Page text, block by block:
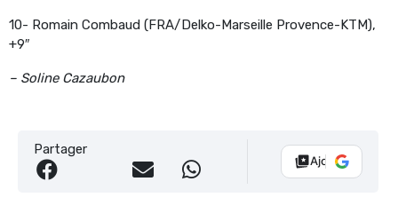
10- Romain Combaud (FRA/Delko-Marseille Provence-KTM),
+9″
– Soline Cazaubon
Partager
Ajouter Vélo